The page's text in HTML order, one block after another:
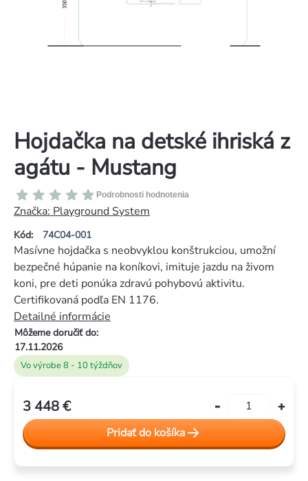
Hojdačka na detské ihriská z
agátu - Mustang
Kód: 74C04-001
Priemerné
hodnotenie
produktu
je
0,0
z
5
hviezdičiek.
Podrobnosti hodnotenia
Značka: Playground System
Vo výrobe 8 - 10 týždňov
Môžeme doručiť do:
17.11.2026
Masívne hojdačka s neobvyklou konštrukciou, umožní
bezpečné húpanie na koníkovi, imituje jazdu na živom
koni, pre deti ponúka zdravú pohybovú aktivitu.
Certifikovaná podľa EN 1176.
Detailné informácie
3 448 €
cena:Pridať do košíka